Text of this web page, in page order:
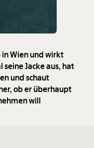
Wien und wirkt
Jacke aus, hat
und schaut
ob er überhaupt
will